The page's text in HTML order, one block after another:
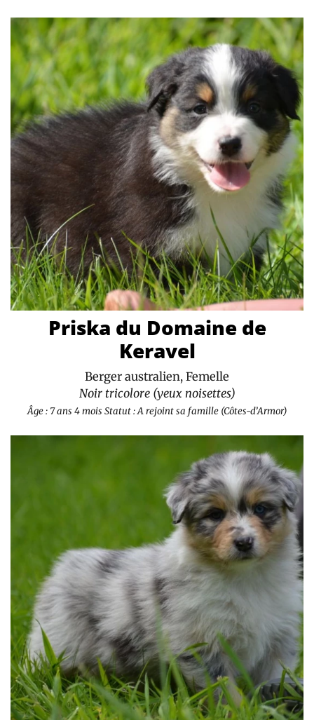
Priska du Domaine de
Keravel
Berger australien, Femelle
Noir tricolore (yeux noisettes)
Âge : 7 ans 4 mois Statut : A rejoint sa famille (Côtes-d’Armor)